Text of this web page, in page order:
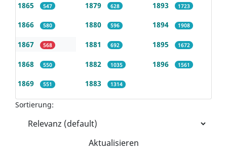
1865 547
1866 580
1867 568
1868 550
1869 551
1879 628
1880 596
1881 692
1882 1035
1883 1314
1893 1723
1894 1908
1895 1672
1896 1561
Sortierung:
Aktualisieren